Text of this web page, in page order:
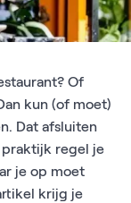
Of
kun (of moet)
Dat afsluiten
regel je
je op moet
krijg je